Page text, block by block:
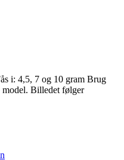
i: 4,5, 7 og 10 gram Brug
Billedet følger